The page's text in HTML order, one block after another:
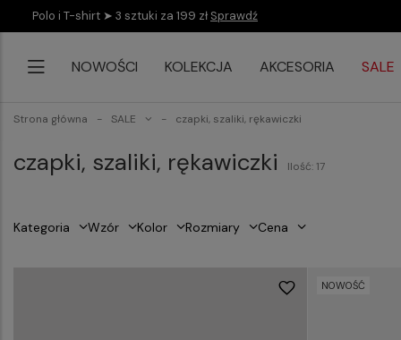
Polo i T-shirt ➤ 3 sztuki za 199 zł Sprawdź
NOWOŚCI KOLEKCJA AKCESORIA SALE
Strona główna SALE czapki, szaliki, rękawiczki
czapki, szaliki, rękawiczki Ilość: 17
Kategoria Wzór Kolor Rozmiary Cena
NOWOŚĆ